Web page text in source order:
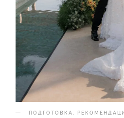
ПОДГОТОВКА.